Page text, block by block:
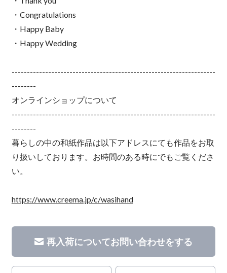
・Congratulations
・Happy Baby
・Happy Wedding
-------------------------------------------------------------------
--------
オンラインショップについて
-------------------------------------------------------------------
--------
暮らしの中の和紙作品は以下アドレスにても作品をお取
り扱いしております。お時間のある時にでもご覧くださ
い。
https://www.creema.jp/c/wasihand
再入荷についてお問い合わせをする